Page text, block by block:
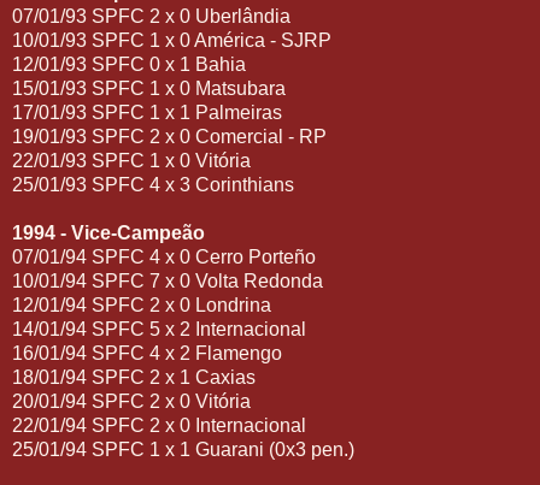
07/01/93 SPFC 2 x 0 Uberlândia
10/01/93 SPFC 1 x 0 América - SJRP
12/01/93 SPFC 0 x 1 Bahia
15/01/93 SPFC 1 x 0 Matsubara
17/01/93 SPFC 1 x 1 Palmeiras
19/01/93 SPFC 2 x 0 Comercial - RP
22/01/93 SPFC 1 x 0 Vitória
25/01/93 SPFC 4 x 3 Corinthians
1994 - Vice-Campeão
07/01/94 SPFC 4 x 0 Cerro Porteño
10/01/94 SPFC 7 x 0 Volta Redonda
12/01/94 SPFC 2 x 0 Londrina
14/01/94 SPFC 5 x 2 Internacional
16/01/94 SPFC 4 x 2 Flamengo
18/01/94 SPFC 2 x 1 Caxias
20/01/94 SPFC 2 x 0 Vitória
22/01/94 SPFC 2 x 0 Internacional
25/01/94 SPFC 1 x 1 Guarani (0x3 pen.)